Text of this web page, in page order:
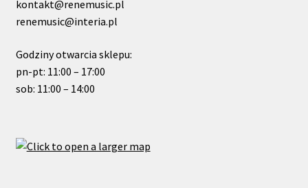
kontakt@renemusic.pl
renemusic@interia.pl
Godziny otwarcia sklepu:
pn-pt: 11:00 – 17:00
sob: 11:00 – 14:00